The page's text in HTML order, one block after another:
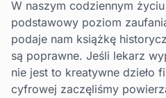
W naszym codziennym
podstawowy poziom
podaje nam książkę
są poprawne. Jeśli lekarz
nie jest to kreatywne dzieło
cyfrowej zaczęliśmy